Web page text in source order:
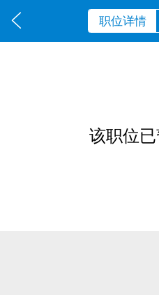
职位详情
该职位